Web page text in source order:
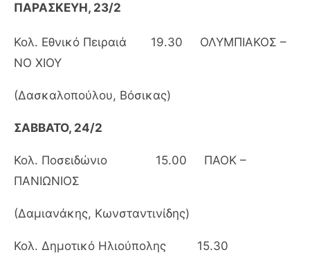
ΠΑΡΑΣΚΕΥΗ, 23/2
Κολ. Εθνικό Πειραιά 19.30 ΟΛΥΜΠΙΑΚΟΣ –
ΝΟ ΧΙΟΥ
(Δασκαλοπούλου, Βόσικας)
ΣΑΒΒΑΤΟ, 24/2
Κολ. Ποσειδώνιο 15.00 ΠΑΟΚ –
ΠΑΝΙΩΝΙΟΣ
(Δαμιανάκης, Κωνσταντινίδης)
Κολ. Δημοτικό Ηλιούπολης 15.30